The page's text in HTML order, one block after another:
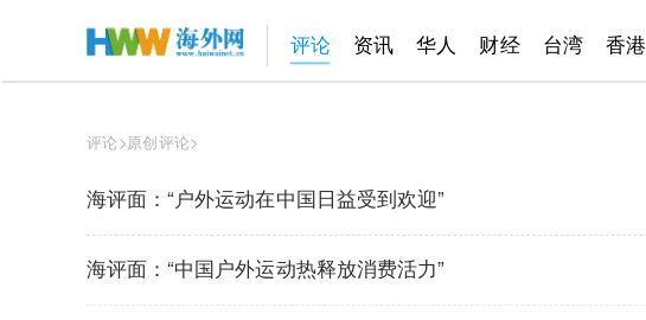
评论 资讯 华人 财经 台湾 香港
评论>原创评论>
海评面：“户外运动在中国日益受到欢迎”
海评面：“中国户外运动热释放消费活力”